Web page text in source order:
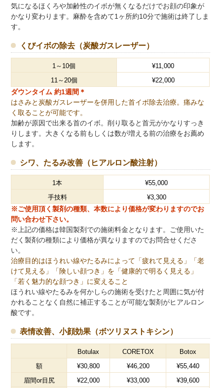
気になるほくろや加齢性のイボが無くなるだけでお顔の印象が
かなり変わります。麻酔を含めて1ヶ所約10分で施術は終了しま
す。
くびイボの除去（炭酸ガスレーザー）
1～10個
¥11,000
11～20個
¥22,000
ダウンタイム 約1週間＊
はさみと炭酸ガスレーザーを併用した首イボ除去治療。痛みな
く取ることが可能です。
加齢が原因で出来る首のイボ。削り取ると首元がかなりすっき
りします。大きくなる前もしくは数が増える前の治療をお薦め
します。
シワ、たるみ改善（ヒアルロン酸注射）
1本
¥55,000
手技料
¥3,300
※ご使用頂く製剤の種類、本数により価格が変わりますのでお
問い合わせ下さい。
※上記の価格は韓国製剤での施術料金となります。ご使用いた
だく製剤の種類により価格が異なりますのでお問合せくださ
い。
治療目的はほうれい線やたるみによって「疲れて見える」「老
けて見える」「険しい顔つき」を「健康的で明るく見える」
「若く魅力的な顔つき」に変えること
ほうれい線やたるみを何かしらの施術を受けたと周囲に気が付
かれることなく自然に補正することが可能な製剤がヒアルロン
酸です。
表情改善、小顔効果（ボツリヌストキシン）
Botulax CORETOX
Botox
額
¥30,800 ¥46,200
¥55,440
眉間or目尻
¥22,000 ¥33,000 ¥39,600